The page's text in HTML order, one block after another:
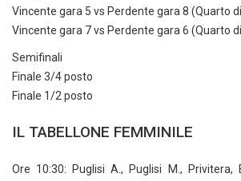
Vincente gara 5 vs Perdente gara 8 (Quarto
Vincente gara 7 vs Perdente gara 6 (Quarto
Semifinali
Finale 3/4 posto
Finale 1/2 posto
IL TABELLONE FEMMINILE
Ore 10:30: Puglisi A., Puglisi M., Privitera,